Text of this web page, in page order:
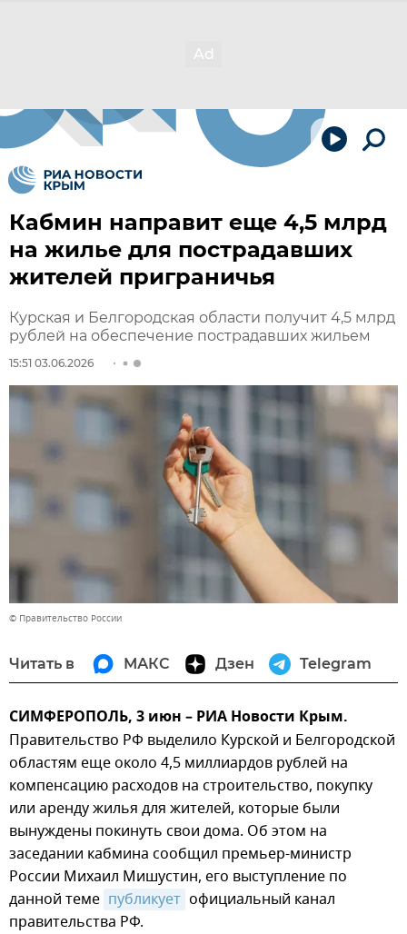
Кабмин направит еще 4,5 млрд
на жилье для пострадавших
жителей приграничья
Курская и Белгородская области получит 4,5 млрд
рублей на обеспечение пострадавших жильем
15:51 03.06.2026
© Правительство России
Читать в МАКС Дзен Telegram
СИМФЕРОПОЛЬ, 3 июн – РИА Новости Крым.
Правительство РФ выделило Курской и Белгородской
областям еще около 4,5 миллиардов рублей на
компенсацию расходов на строительство, покупку
или аренду жилья для жителей, которые были
вынуждены покинуть свои дома. Об этом на
заседании кабмина сообщил премьер-министр
России Михаил Мишустин, его выступление по
данной теме публикует официальный канал
правительства РФ.